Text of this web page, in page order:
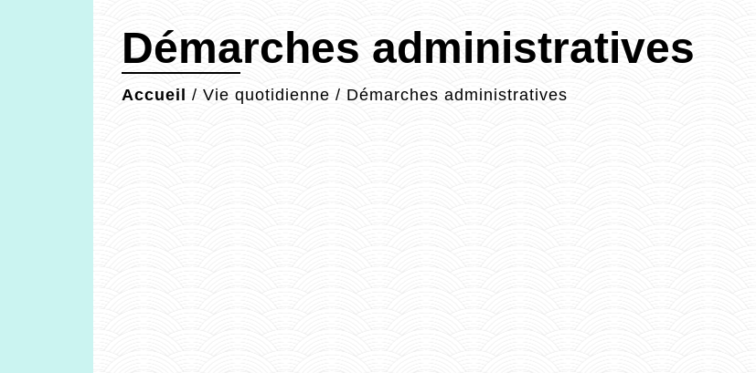
Démarches administratives
Accueil / Vie quotidienne / Démarches administratives